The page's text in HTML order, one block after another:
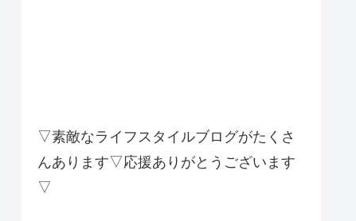
▽素敵なライフスタイルブログがたくさ
んあります▽応援ありがとうございます
▽